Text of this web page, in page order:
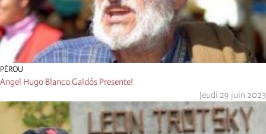
PÉROU
Angel Hugo Blanco Galdós Presente!
Jeudi 29 juin 2023